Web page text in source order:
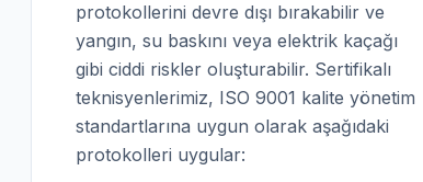
protokollerini devre dışı bırakabilir ve
yangın, su baskını veya elektrik kaçağı
gibi ciddi riskler oluşturabilir. Sertifikalı
teknisyenlerimiz, ISO 9001 kalite yönetim
standartlarına uygun olarak aşağıdaki
protokolleri uygular: